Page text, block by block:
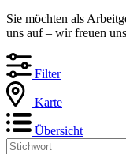
Sie möchten als
uns auf – wir freuen
Filter
Karte
Übersicht